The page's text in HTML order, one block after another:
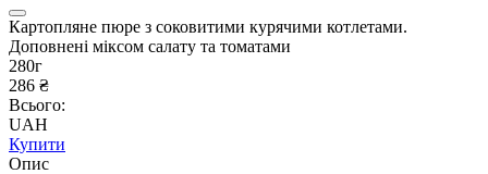
Картопляне пюре з соковитими курячими котлетами.
Доповнені міксом салату та томатами
280г
286 ₴
Всього:
UAH
Купити
Опис